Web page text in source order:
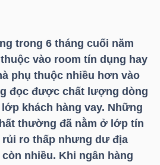
trong 6 tháng cuối năm
vào room tín dụng hay
phụ thuộc nhiều hơn vào
đọc được chất lượng dòng
khách hàng vay. Những
thường đã nằm ở lớp tín
ro thấp nhưng dư địa
nhiều. Khi ngân hàng